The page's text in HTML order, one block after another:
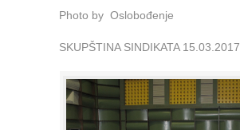
Photo by Oslobođenje
SKUPŠTINA SINDIKATA 15.03.2017.